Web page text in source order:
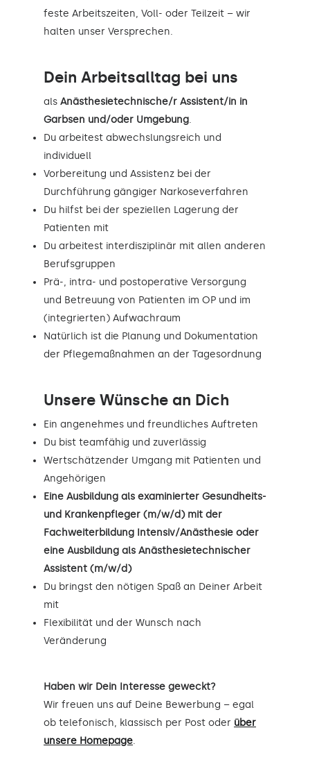
feste Arbeitszeiten, Voll- oder Teilzeit – wir
halten unser Versprechen.
Dein Arbeitsalltag bei uns
als Anästhesietechnische/r Assistent/in in
Garbsen und/oder Umgebung.
Du arbeitest abwechslungsreich und
individuell
Vorbereitung und Assistenz bei der
Durchführung gängiger Narkoseverfahren
Du hilfst bei der speziellen Lagerung der
Patienten mit
Du arbeitest interdisziplinär mit allen anderen
Berufsgruppen
Prä-, intra- und postoperative Versorgung
und Betreuung von Patienten im OP und im
(integrierten) Aufwachraum
Natürlich ist die Planung und Dokumentation
der Pflegemaßnahmen an der Tagesordnung
Unsere Wünsche an Dich
Ein angenehmes und freundliches Auftreten
Du bist teamfähig und zuverlässig
Wertschätzender Umgang mit Patienten und
Angehörigen
Eine Ausbildung als examinierter Gesundheits-
und Krankenpfleger (m/w/d) mit der
Fachweiterbildung Intensiv/Anästhesie oder
eine Ausbildung als Anästhesietechnischer
Assistent (m/w/d)
Du bringst den nötigen Spaß an Deiner Arbeit
mit
Flexibilität und der Wunsch nach
Veränderung
Haben wir Dein Interesse geweckt?
Wir freuen uns auf Deine Bewerbung – egal
ob telefonisch, klassisch per Post oder über
unsere Homepage.